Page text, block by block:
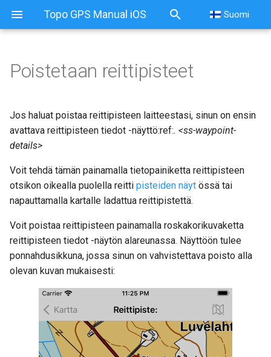
Topo GPS Manual iOS Suomi
Poistetaan reittipisteet
Jos haluat poistaa reittipisteen laitteestasi, sinun on ensin
avattava reittipisteen tiedot -näyttö:ref:. <ss-waypoint-
details>
Voit tehdä tämän painamalla tietopainiketta reittipisteen
otsikon oikealla puolella reitti pisteiden näyt össä tai
napauttamalla kartalle ladattua reittipistettä.
Voit poistaa reittipisteen painamalla roskakorikuvaketta
reittipisteen tiedot -näytön alareunassa. Näyttöön tulee
ponnahdusikkuna, jossa sinun on vahvistettava poisto alla
olevan kuvan mukaisesti: